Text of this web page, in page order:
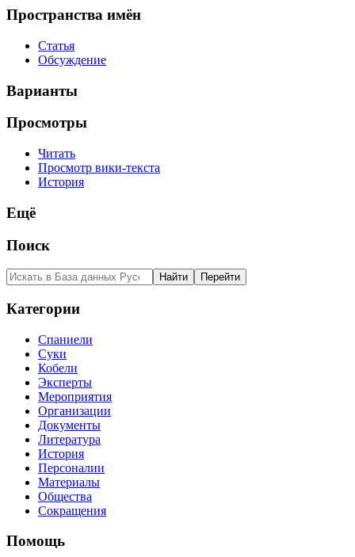
Пространства имён
Статья
Обсуждение
Варианты
Просмотры
Читать
Просмотр вики-текста
История
Ещё
Поиск
Категории
Спаниели
Суки
Кобели
Эксперты
Мероприятия
Организации
Документы
Литература
История
Персоналии
Материалы
Общества
Сокращения
Помощь